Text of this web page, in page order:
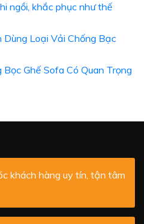
ngồi, khắc phục như thế
Dùng Loại Vải Chống Bạc
Ghế Sofa Có Quan Trọng
khách hàng uy tín, tận tâm